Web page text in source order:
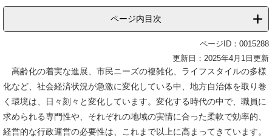
ページ内目次
ページID：0015288
更新日：2025年4月1日更新
高齢化の着実な進展、市民ニーズの複雑化、ライフスタイルの多様
化など、社会経済状況が急激に変化している中、地方自治体を取り巻
く環境は、日々刻々と変化しています。変化する時代の中で、職員に
求められる専門性や、それぞれの地域の実情に合った柔軟で効率的、
経営的な行政運営の必要性は、これまで以上に高まってきています。